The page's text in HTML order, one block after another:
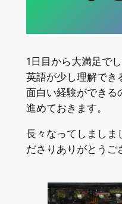
1日目から大満足でし
英語が少し理解でき
面白い経験ができる
進めておきます。
長々なってしましま
ださりありがとうご